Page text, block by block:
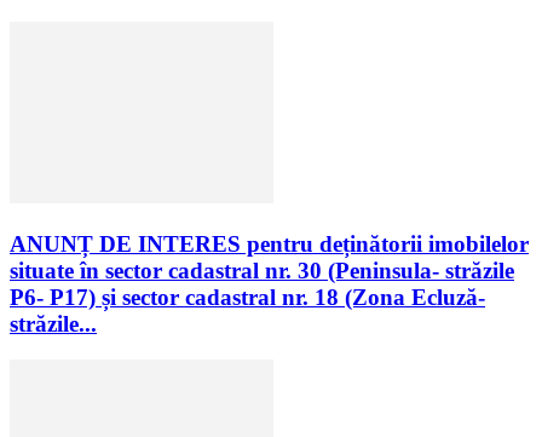
ANUNȚ DE INTERES pentru deținătorii imobilelor
situate în sector cadastral nr. 30 (Peninsula- străzile
P6- P17) și sector cadastral nr. 18 (Zona Ecluză-
străzile...